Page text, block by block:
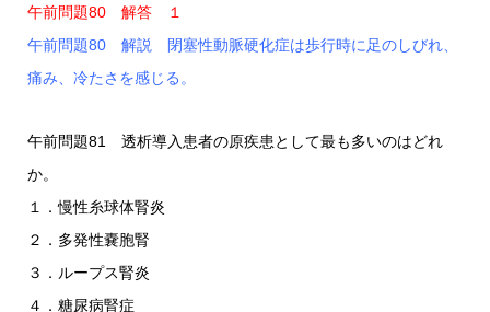
午前問題80 解答 １
午前問題80 解説 閉塞性動脈硬化症は歩行時に足のしびれ、
痛み、冷たさを感じる。
午前問題81 透析導入患者の原疾患として最も多いのはどれ
か。
１．慢性糸球体腎炎
２．多発性嚢胞腎
３．ループス腎炎
４．糖尿病腎症